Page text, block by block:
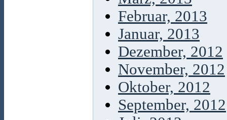
Februar, 2013
Januar, 2013
Dezember, 2012
November, 2012
Oktober, 2012
September, 2012